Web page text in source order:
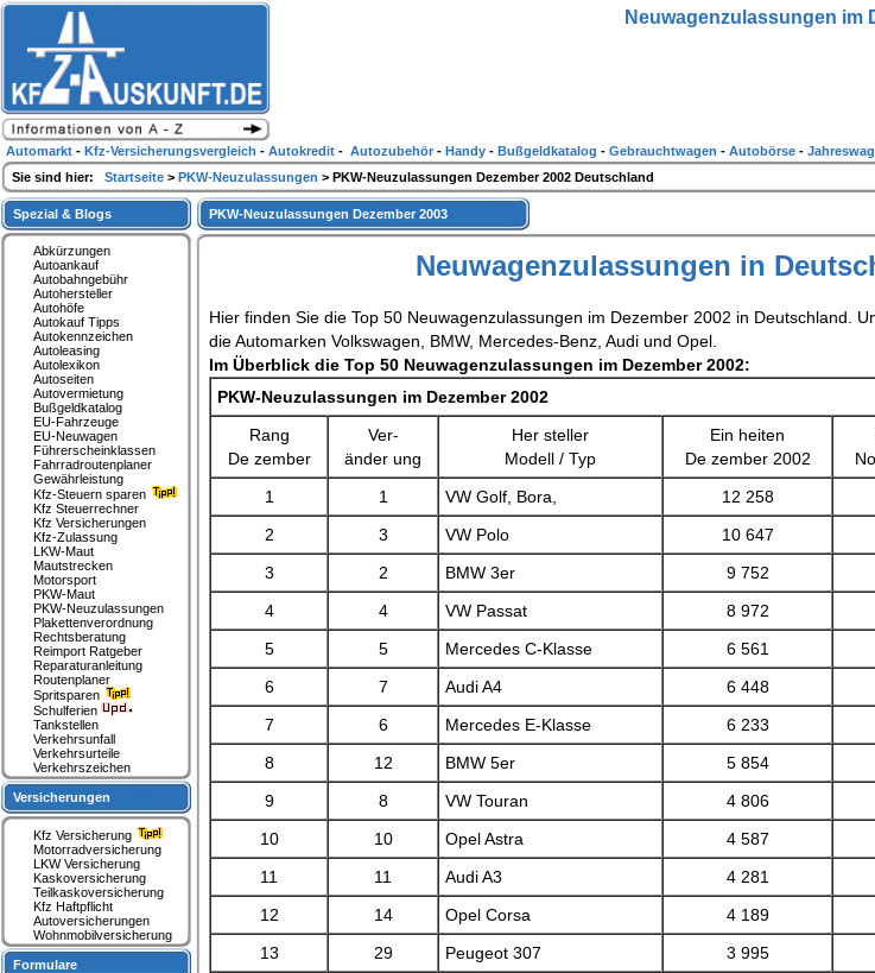
PKW-Neuzulassungen Dezember 2003
Neuwagenzulassungen in
Hier finden Sie die Top 50 Neuwagenzulassungen im Dezember 2002 in Deutschland.
die Automarken Volkswagen, BMW, Mercedes-Benz, Audi und Opel.
Im Überblick die Top 50 Neuwagenzulassungen im Dezember 2002:
PKW-Neuzulassungen im Dezember 2002
Rang
De zember
Ver-
änder ung
Her steller
Modell / Typ
Ein heiten
De zember 2002
1
1 VW Golf, Bora, 12 258
2
3 VW Polo 10 647
3
2 BMW 3er 9 752
4
4 VW Passat 8 972
5
5 Mercedes C-Klasse 6 561
6
7 Audi A4 6 448
7
6 Mercedes E-Klasse 6 233
8
12 BMW 5er 5 854
9
8 VW Touran 4 806
10
10 Opel Astra 4 587
11
11 Audi A3 4 281
12
14 Opel Corsa 4 189
13
29 Peugeot 307 3 995
Spezial & Blogs
Abkürzungen
Autoankauf
Autobahngebühr
Autohersteller
Autohöfe
Autokauf Tipps
Autokennzeichen
Autoleasing
Autolexikon
Autoseiten
Autovermietung
Bußgeldkatalog
EU-Fahrzeuge
EU-Neuwagen
Führerscheinklassen
Fahrradroutenplaner
Gewährleistung
Kfz-Steuern sparen
Kfz Steuerrechner
Kfz Versicherungen
Kfz-Zulassung
LKW-Maut
Mautstrecken
Motorsport
PKW-Maut
PKW-Neuzulassungen
Plakettenverordnung
Rechtsberatung
Reimport Ratgeber
Reparaturanleitung
Routenplaner
Spritsparen
Schulferien
Tankstellen
Verkehrsunfall
Verkehrsurteile
Verkehrszeichen
Versicherungen
Kfz Versicherung
Motorradversicherung
LKW Versicherung
Kaskoversicherung
Teilkaskoversicherung
Kfz Haftpflicht
Autoversicherungen
Wohnmobilversicherung
Formulare
Neuwagenzulassungen im
Automarkt - Kfz-Versicherungsvergleich - Autokredit - Autozubehör - Handy - Bußgeldkatalog - Gebrauchtwagen - Autobörse -
Sie sind hier: Startseite > PKW-Neuzulassungen > PKW-Neuzulassungen Dezember 2002 Deutschland